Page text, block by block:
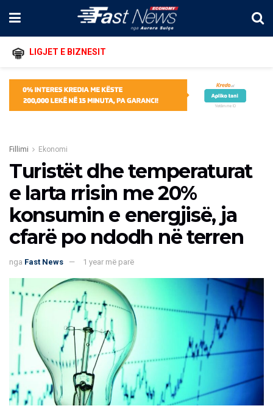
LIGJET E BIZNESIT
Fillimi Ekonomi
Turistët dhe temperaturat
e larta rrisin me 20%
konsumin e energjisë, ja
cfarë po ndodh në terren
nga Fast News 1 year më parë